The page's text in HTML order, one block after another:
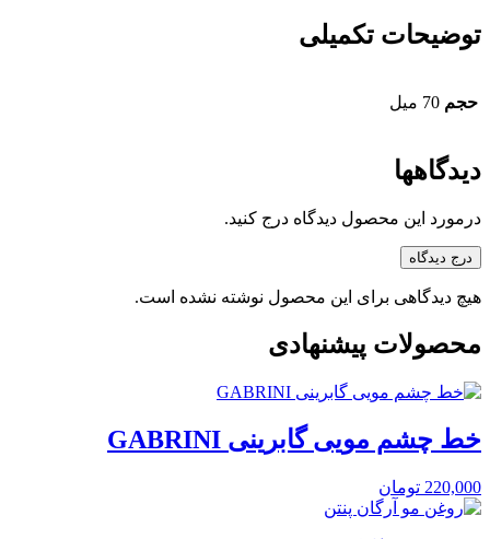
توضیحات تکمیلی
حجم 70 میل
دیدگاهها
درمورد این محصول دیدگاه درج کنید.
درج دیدگاه
هیچ دیدگاهی برای این محصول نوشته نشده است.
محصولات پیشنهادی
خط چشم مویی گابرینی GABRINI
220,000 تومان